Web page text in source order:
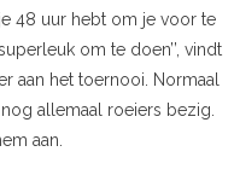
48 uur hebt om je voor te
om te doen’’, vindt
aan het toernooi. Normaal
allemaal roeiers bezig.
aan.